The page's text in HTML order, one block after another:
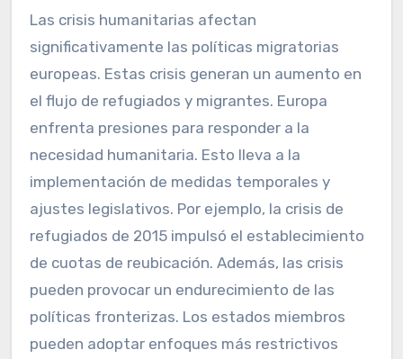
Las crisis humanitarias afectan
significativamente las políticas migratorias
europeas. Estas crisis generan un aumento en
el flujo de refugiados y migrantes. Europa
enfrenta presiones para responder a la
necesidad humanitaria. Esto lleva a la
implementación de medidas temporales y
ajustes legislativos. Por ejemplo, la crisis de
refugiados de 2015 impulsó el establecimiento
de cuotas de reubicación. Además, las crisis
pueden provocar un endurecimiento de las
políticas fronterizas. Los estados miembros
pueden adoptar enfoques más restrictivos